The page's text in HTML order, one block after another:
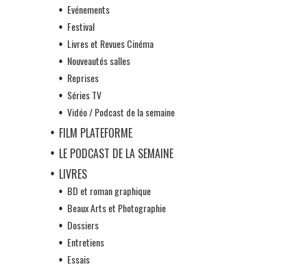
Evénements
Festival
Livres et Revues Cinéma
Nouveautés salles
Reprises
Séries TV
Vidéo / Podcast de la semaine
FILM PLATEFORME
LE PODCAST DE LA SEMAINE
LIVRES
BD et roman graphique
Beaux Arts et Photographie
Dossiers
Entretiens
Essais